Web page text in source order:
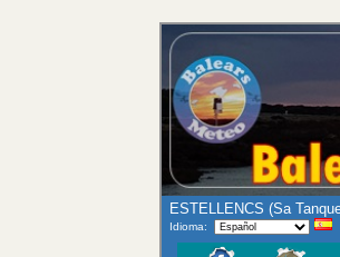
ESTELLENCS (Sa
Idioma: